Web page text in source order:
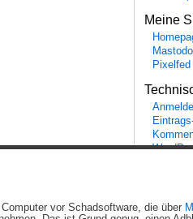
Meine
Pixelfed
(RSS).
vor Schadsoftware, die über